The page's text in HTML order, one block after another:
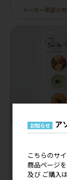
メーカー希望小
犬用
うごはん 広島熟成
メーカー希望
お知らせ ア
こちらのサ
商品ページ
及び ご購入